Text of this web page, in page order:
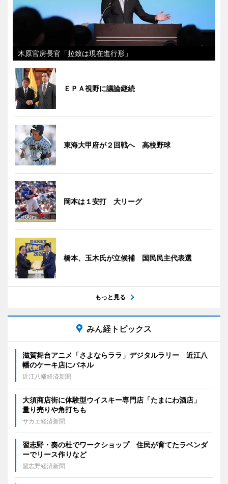
木原官房長官「拉致は現在進行形」
ＥＰＡ視野に議論継続
東海大甲府が２回戦へ 高校野球
岡本は１安打 大リーグ
橋本、玉木氏が立候補 国民民主代表選
もっと見る
みん経トピックス
滋賀舞台アニメ「さよならララ」デジタルラリー 近江八
幡のケーキ店にパネル
近江八幡経済新聞
大須商店街に体験型ウイスキー専門店「たまにわ酒店」
量り売りや角打ちも
サカエ経済新聞
習志野・奏の杜でワークショップ 住民が育てたラベンダ
ーでリース作りなど
習志野経済新聞